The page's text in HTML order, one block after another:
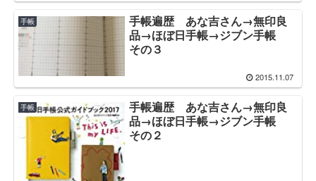
手帳
手帳遍歴 あな吉さん→無印良
品→ほぼ日手帳→ジブン手帳
その３
2015.11.07
手帳
手帳遍歴 あな吉さん→無印良
品→ほぼ日手帳→ジブン手帳
その２